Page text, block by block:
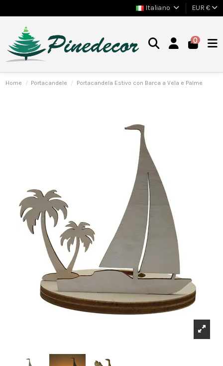
Italiano EUR €
0
Home Portacandele Portacandela Estivo con Barca a Vela e Palme